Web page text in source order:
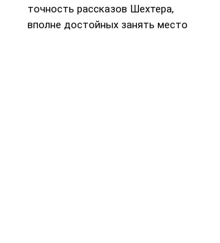
точность рассказов Шехтера,
вполне достойных занять место